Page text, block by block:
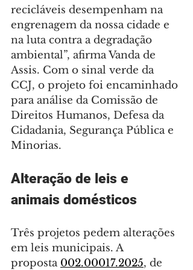
recicláveis desempenham na
engrenagem da nossa cidade e
na luta contra a degradação
ambiental”, afirma Vanda de
Assis. Com o sinal verde da
CCJ, o projeto foi encaminhado
para análise da Comissão de
Direitos Humanos, Defesa da
Cidadania, Segurança Pública e
Minorias.
Alteração de leis e
animais domésticos
Três projetos pedem alterações
em leis municipais. A
proposta 002.00017.2025, de